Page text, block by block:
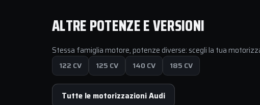
ALTRE POTENZE E VERSIONI
Stessa famiglia motore, potenze diverse: scegli la tua
122 CV
125 CV 140 CV 185 CV
Tutte le motorizzazioni Audi